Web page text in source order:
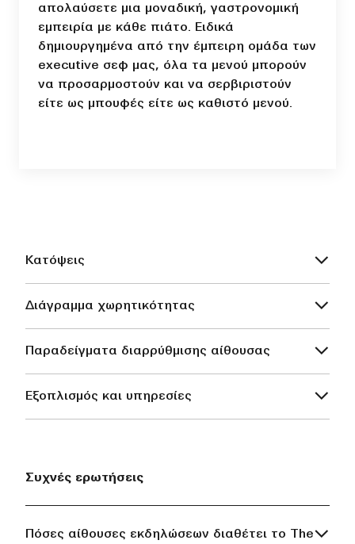
απολαύσετε μια μοναδική, γαστρονομική
εμπειρία με κάθε πιάτο. Ειδικά
δημιουργημένα από την έμπειρη ομάδα των
executive σεφ μας, όλα τα μενού μπορούν
να προσαρμοστούν και να σερβιριστούν
είτε ως μπουφές είτε ως καθιστό μενού.
Κατόψεις
Διάγραμμα χωρητικότητας
Παραδείγματα διαρρύθμισης αίθουσας
Εξοπλισμός και υπηρεσίες
Συχνές ερωτήσεις
Πόσες αίθουσες εκδηλώσεων διαθέτει το The